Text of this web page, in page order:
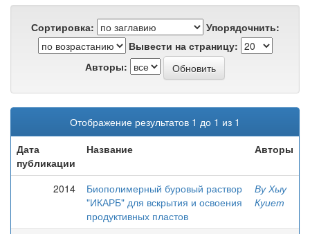
Сортировка:
Упорядочнить:
Вывести на страницу:
Авторы:
Отображение результатов 1 до 1 из 1
Дата
публикации
Название Авторы
2014
Биополимерный буровый раствор
"ИКАРБ" для вскрытия и освоения
продуктивных пластов
Ву Хыу
Куиет